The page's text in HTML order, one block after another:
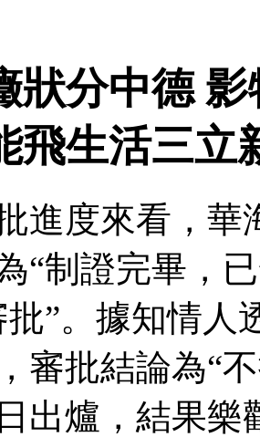
狀分中德
飛生活三立
進度來看，華
“制證完畢，
批”。據知情
審批結論為“
出爐，結果樂